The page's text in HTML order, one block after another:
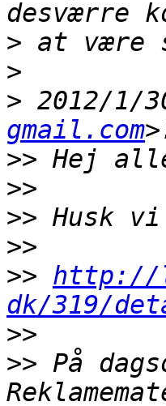
>
>
> 2012/1/
gmail.com
>>
>>
>>
>>
>> http://
dk/319/
>>
>> På